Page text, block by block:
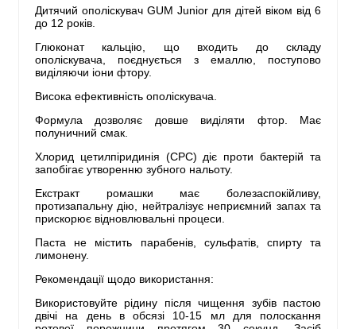
Дитячий ополіскувач GUM Junior для дітей віком від 6
до 12 років.
Глюконат кальцію, що входить до складу
ополіскувача, поєднується з емаллю, поступово
виділяючи іони фтору.
Висока ефективність ополіскувача.
Формула дозволяє довше виділяти фтор. Має
полуничний смак.
Хлорид цетилпіридинія (СРС) діє проти бактерій та
запобігає утворенню зубного нальоту.
Екстракт ромашки має болезаспокійливу,
протизапальну дію, нейтралізує неприємний запах та
прискорює відновлювальні процеси.
Паста не містить парабенів, сульфатів, спирту та
лимонену.
Рекомендації щодо використання:
Використовуйте рідину після чищення зубів пастою
двічі на день в обсязі 10-15 мл для полоскання